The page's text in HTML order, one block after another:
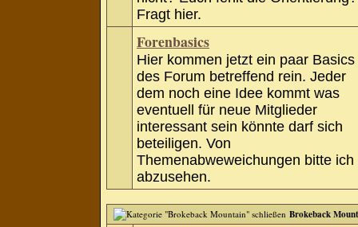
Fragt hier.
Forenbasics
Hier kommen jetzt ein paar Basics
des Forum betreffend rein. Jeder
dem noch eine Idee kommt was
eventuell für neue Mitglieder
interessant sein könnte darf sich
beteiligen. Von
Themenabweweichungen bitte ich
abzusehen.
Brokeback